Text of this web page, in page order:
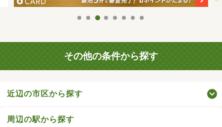
その他の条件から探す
近辺の市区から探す
周辺の駅から探す